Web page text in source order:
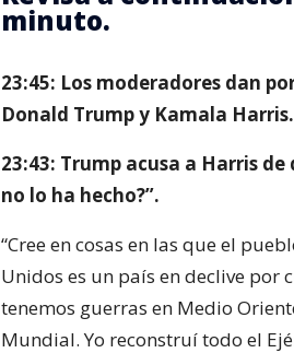
minuto.
23:45: Los moderadores dan
Donald Trump y Kamala Harris.
23:43: Trump acusa a Harris
no lo ha hecho?”.
“Cree en cosas en las que el
Unidos es un país en declive por
tenemos guerras en Medio
Mundial. Yo reconstruí todo el